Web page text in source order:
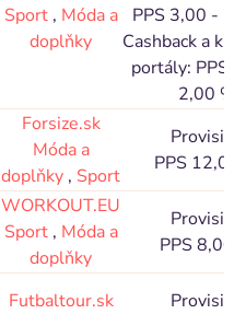
Sport , Móda a
doplňky
PPS 3,00 -
Cashback a
portály: PPS
2,00 %
Forsize.sk
Móda a
doplňky , Sport
Provision
PPS 12,00
WORKOUT.EU
Sport , Móda a
doplňky
Provision
PPS 8,00
Futbaltour.sk
Provision